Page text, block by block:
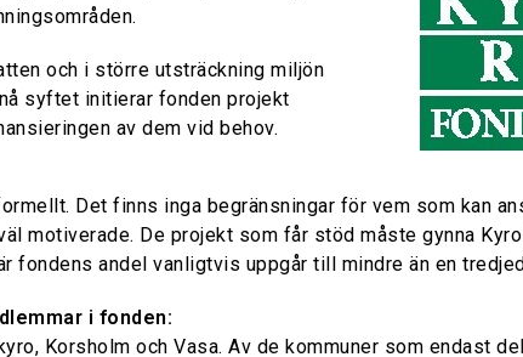
och i större utsträckning miljön
syftet initierar fonden projekt
av dem vid behov.
Det finns inga begränsningar för vem som kan
motiverade. De projekt som får stöd måste gynna
fondens andel vanligtvis uppgår till mindre än en
i fonden:
Korsholm och Vasa. Av de kommuner som endast